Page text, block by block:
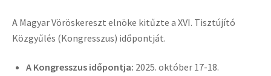
A Magyar Vöröskereszt elnöke kitűzte a XVI. Tisztújító
Közgyűlés (Kongresszus) időpontját.
A Kongresszus időpontja: 2025. október 17-18.